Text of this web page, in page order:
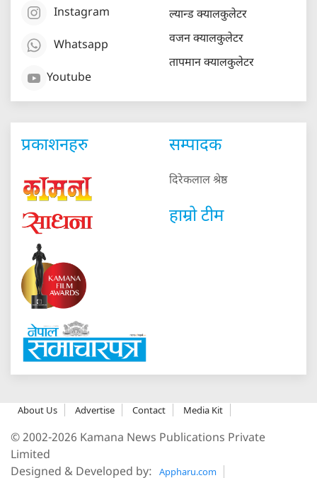
Instagram
Whatsapp
Youtube
ल्यान्ड क्यालकुलेटर
वजन क्यालकुलेटर
तापमान क्यालकुलेटर
प्रकाशनहरु सम्पादक
दिरेकलाल श्रेष्ठ
हाम्रो टीम
About Us Advertise Contact Media Kit
© 2002-2026 Kamana News Publications Private
Limited
Designed & Developed by:
Appharu.com